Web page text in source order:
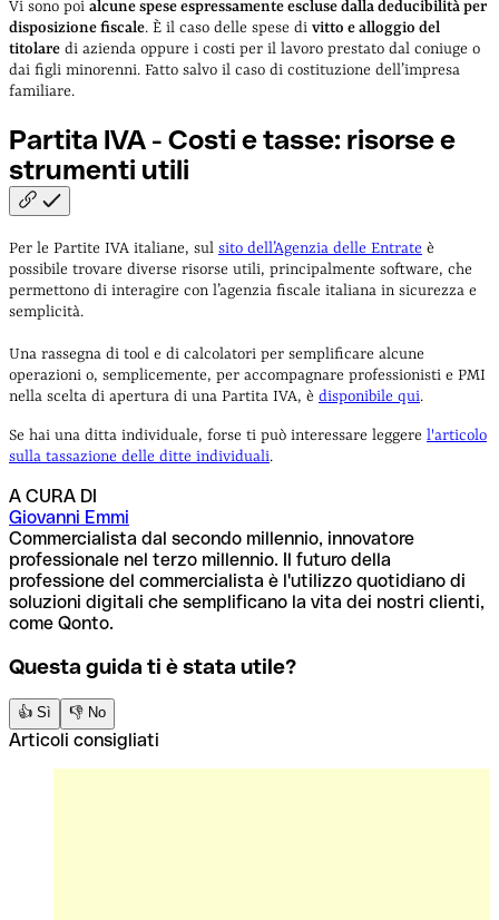
Vi sono poi alcune spese espressamente escluse dalla deducibilità per
disposizione fiscale. È il caso delle spese di vitto e alloggio del
titolare di azienda oppure i costi per il lavoro prestato dal coniuge o
dai figli minorenni. Fatto salvo il caso di costituzione dell’impresa
familiare.
Partita IVA - Costi e tasse: risorse e
strumenti utili
Per le Partite IVA italiane, sul sito dell’Agenzia delle Entrate è
possibile trovare diverse risorse utili, principalmente software, che
permettono di interagire con l’agenzia fiscale italiana in sicurezza e
semplicità.
Una rassegna di tool e di calcolatori per semplificare alcune
operazioni o, semplicemente, per accompagnare professionisti e PMI
nella scelta di apertura di una Partita IVA, è disponibile qui.
Se hai una ditta individuale, forse ti può interessare leggere l'articolo
sulla tassazione delle ditte individuali.
A CURA DI
Giovanni Emmi
Commercialista dal secondo millennio, innovatore
professionale nel terzo millennio. Il futuro della
professione del commercialista è l'utilizzo quotidiano di
soluzioni digitali che semplificano la vita dei nostri clienti,
come Qonto.
Questa guida ti è stata utile?
👍 Sì 👎 No
Articoli consigliati